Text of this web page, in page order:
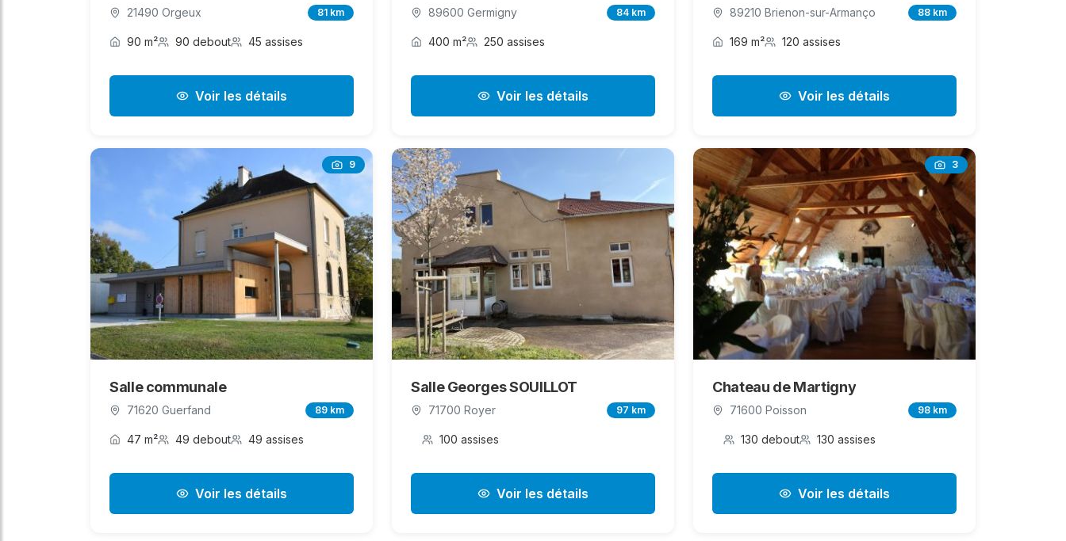
21490 Orgeux 81 km
90 m² 90 debout 45 assises
Voir les détails
89600 Germigny 84 km
400 m² 250 assises
Voir les détails
89210 Brienon-sur-Armanço 88 km
169 m² 120 assises
Voir les détails
9
Salle communale
71620 Guerfand 89 km
47 m² 49 debout 49 assises
Voir les détails
Salle Georges SOUILLOT
71700 Royer 97 km
100 assises
Voir les détails
3
Chateau de Martigny
71600 Poisson 98 km
130 debout 130 assises
Voir les détails